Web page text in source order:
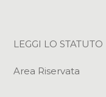
LEGGI LO STATUTO
Area Riservata